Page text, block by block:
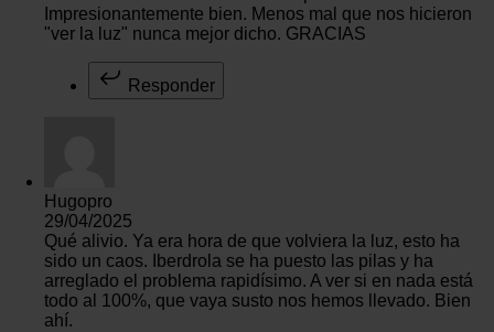
Impresionantemente bien. Menos mal que nos hicieron
"ver la luz" nunca mejor dicho. GRACIAS
Responder
Hugopro
29/04/2025
Qué alivio. Ya era hora de que volviera la luz, esto ha
sido un caos. Iberdrola se ha puesto las pilas y ha
arreglado el problema rapidísimo. A ver si en nada está
todo al 100%, que vaya susto nos hemos llevado. Bien
ahí.